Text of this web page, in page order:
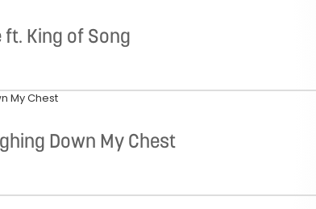
ft. King of Song
Down My Chest